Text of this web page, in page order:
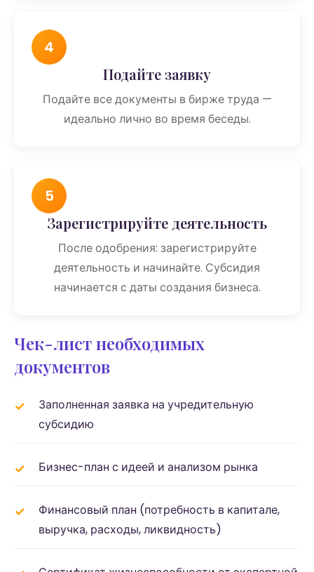
4
Подайте заявку
Подайте все документы в бирже труда —
идеально лично во время беседы.
5
Зарегистрируйте деятельность
После одобрения: зарегистрируйте
деятельность и начинайте. Субсидия
начинается с даты создания бизнеса.
Чек-лист необходимых
документов
Заполненная заявка на учредительную
субсидию
Бизнес-план с идеей и анализом рынка
Финансовый план (потребность в капитале,
выручка, расходы, ликвидность)